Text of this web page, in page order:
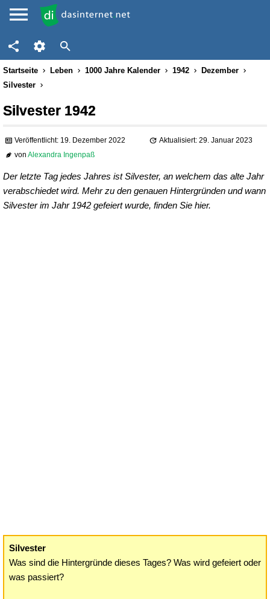
Startseite Leben 1000 Jahre Kalender 1942
Dezember
Silvester
Silvester 1942
Veröffentlicht: 19. Dezember 2022
Aktualisiert: 29. Januar 2023
vonAlexandra Ingenpaß
Der letzte Tag jedes Jahres ist Silvester, an welchem das alte Jahr
verabschiedet wird. Mehr zu den genauen Hintergründen und wann
Silvester im Jahr 1942 gefeiert wurde, finden Sie hier.
Silvester
Was sind die Hintergründe dieses Tages? Was wird gefeiert oder
was passiert?